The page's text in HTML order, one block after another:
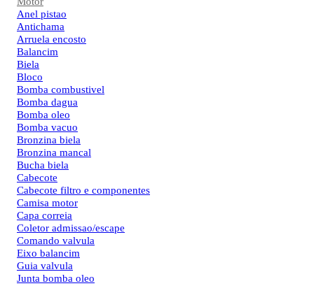
Anel pistao
Antichama
Arruela encosto
Balancim
Biela
Bloco
Bomba combustivel
Bomba dagua
Bomba oleo
Bomba vacuo
Bronzina biela
Bronzina mancal
Bucha biela
Cabecote
Cabecote filtro e componentes
Camisa motor
Capa correia
Coletor admissao/escape
Comando valvula
Eixo balancim
Guia valvula
Junta bomba oleo